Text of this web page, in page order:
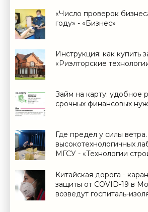
«Число проверок
году» - «Бизнес»
Инструкция: как купить
«Риэлторские
Займ на карту: удобное
срочных финансовых
Где предел у силы
высокотехнологичных
МГСУ - «Технологии
Китайская дорога -
защиты от COVID-19 в
возведут госпиталь-